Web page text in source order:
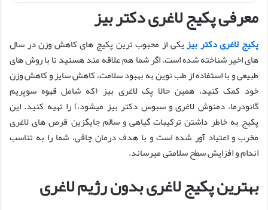
معرفی پکیج لاغری دکتر بیز
پکیج لاغری دکتر بیزیکی از محبوب ترین پکیج های کاهش وزن در سال
های اخیر شناخته شده است. اگر شما هم علاقه مند هستید تا با روش های
طبیعی و با استفاده از طب نوین به بهبود سلامت، کاهش سایز و کاهش وزن
خود کمک کنید، همین حالا پک لاغری بیز (که شامل قهوه سوپریم
گانودرما، دمنوش لاغری و سبوس دکتر بیز میشود،) را تهیه کنید. این
پکیج به خاطر داشتن ترکیبات گیاهی و سالم جایگزین قرص های لاغری
مخرب و اعتیاد آور شده است و با هدف درمان چاقی، شما را به تناسب
اندام و افزایش سطح سلامتی میرساند.
بهترین پکیج لاغری بدون رژیم لاغری